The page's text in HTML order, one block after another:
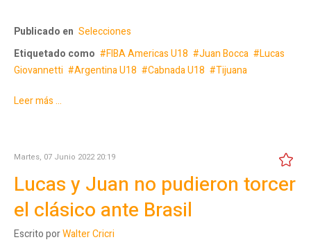
Publicado en Selecciones
Etiquetado como
FIBA Americas U18 Juan Bocca
Lucas
Giovannetti
Argentina U18 Cabnada U18 Tijuana
Leer más ...
Martes, 07 Junio 2022 20:19
Lucas y Juan no pudieron torcer
el clásico ante Brasil
Escrito porWalter Cricri